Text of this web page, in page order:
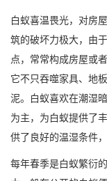
白蚁喜温畏光，对房
筑的破坏力极大，由
点，常常构成房屋或
它不只吞噬家具、地
泥。白蚁喜欢在潮湿
为主，为白蚁提供了
供了良好的温湿条件
每年春季是白蚁繁衍